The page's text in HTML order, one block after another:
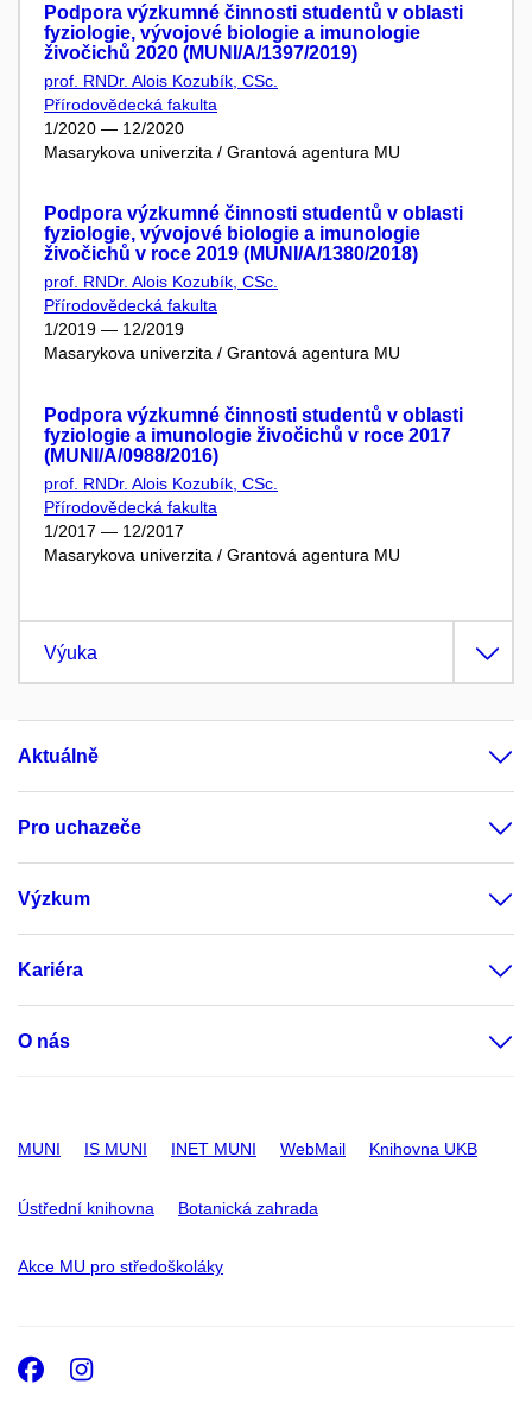
Podpora výzkumné činnosti studentů v oblasti
fyziologie, vývojové biologie a imunologie
živočichů 2020 (MUNI/A/1397/2019)
prof. RNDr. Alois Kozubík, CSc.
Přírodovědecká fakulta
1/2020 — 12/2020
Masarykova univerzita / Grantová agentura MU
Podpora výzkumné činnosti studentů v oblasti
fyziologie, vývojové biologie a imunologie
živočichů v roce 2019 (MUNI/A/1380/2018)
prof. RNDr. Alois Kozubík, CSc.
Přírodovědecká fakulta
1/2019 — 12/2019
Masarykova univerzita / Grantová agentura MU
Podpora výzkumné činnosti studentů v oblasti
fyziologie a imunologie živočichů v roce 2017
(MUNI/A/0988/2016)
prof. RNDr. Alois Kozubík, CSc.
Přírodovědecká fakulta
1/2017 — 12/2017
Masarykova univerzita / Grantová agentura MU
Výuka
Aktuálně
Pro uchazeče
Výzkum
Kariéra
O nás
MUNI IS MUNI INET MUNI WebMail Knihovna UKB
Ústřední knihovna Botanická zahrada
Akce MU pro středoškoláky
Facebook
Instagram